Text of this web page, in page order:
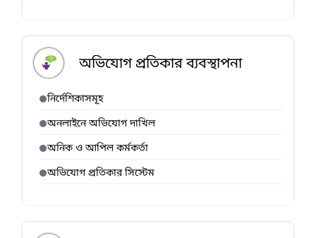
অভিযোগ প্রতিকার ব্যবস্থাপনা
নির্দেশিকাসমূহ
অনলাইনে অভিযোগ দাখিল
অনিক ও আপিল কর্মকর্তা
অভিযোগ প্রতিকার সিস্টেম